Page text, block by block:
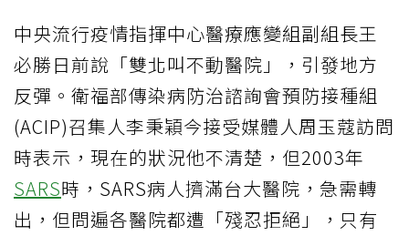
中央流行疫情指揮中心醫療應變組副組長王
必勝日前說「雙北叫不動醫院」，引發地方
反彈。衛福部傳染病防治諮詢會預防接種組
(ACIP)召集人李秉穎今接受媒體人周玉蔻訪問
時表示，現在的狀況他不清楚，但2003年
SARS時，SARS病人擠滿台大醫院，急需轉
出，但問遍各醫院都遭「殘忍拒絕」，只有